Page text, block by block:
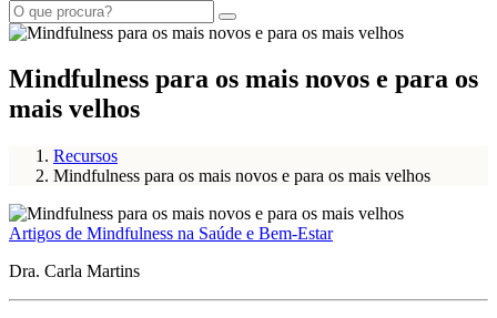
Mindfulness para os mais novos e para os
mais velhos
Recursos
Mindfulness para os mais novos e para os mais velhos
Artigos de Mindfulness na Saúde e Bem-Estar
Dra. Carla Martins